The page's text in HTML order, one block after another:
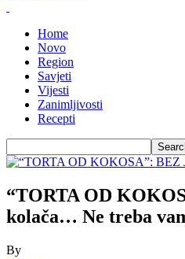
Home
Novo
Region
Savjeti
Vijesti
Zanimljivosti
Recepti
“TORTA OD
kolača… Ne treba
By